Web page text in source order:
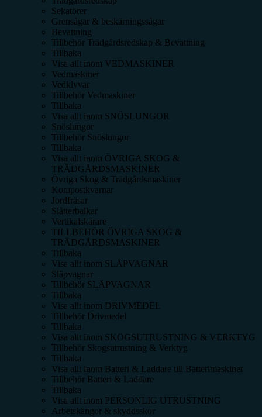
Sekatörer
Grensågar & beskärningssågar
Bevattning
Tillbehör Trädgårdsredskap & Bevattning
Tillbaka
Visa allt inom VEDMASKINER
Vedmaskiner
Vedklyvar
Tillbehör Vedmaskiner
Tillbaka
Visa allt inom SNÖSLUNGOR
Snöslungor
Tillbehör Snöslungor
Tillbaka
Visa allt inom ÖVRIGA SKOG &
TRÄDGÅRDSMASKINER
Övriga Skog & Trädgårdsmaskiner
Kompostkvarnar
Jordfräsar
Slåtterbalkar
Vertikalskärare
TILLBEHÖR ÖVRIGA SKOG &
TRÄDGÅRDSMASKINER
Tillbaka
Visa allt inom SLÄPVAGNAR
Släpvagnar
Tillbehör SLÄPVAGNAR
Tillbaka
Visa allt inom DRIVMEDEL
Tillbehör Drivmedel
Tillbaka
Visa allt inom SKOGSUTRUSTNING & VERKTYG
Tillbehör Skogsutrustning & Verktyg
Tillbaka
Visa allt inom Batteri & Laddare till Batterimaskiner
Tillbehör Batteri & Laddare
Tillbaka
Visa allt inom PERSONLIG UTRUSTNING
Arbetskängor & skyddsskor